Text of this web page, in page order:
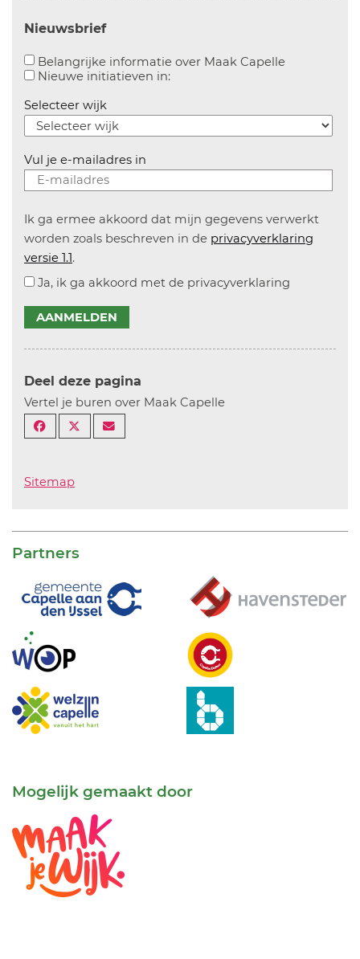
Nieuwsbrief
Belangrijke informatie over Maak CapelleAanvinken
Nieuwe initiatieven in:Aanvinken om informatie over
Selecteer wijk
Vul je e-mailadres in
Ik ga ermee akkoord dat mijn gegevens verwerkt
worden zoals beschreven in de privacyverklaring
versie 1.1.
Ja, ik ga akkoord met de privacyverklaring
AANMELDEN
Deel deze pagina
Vertel je buren over Maak Capelle
Sitemap
Partners
Mogelijk gemaakt door